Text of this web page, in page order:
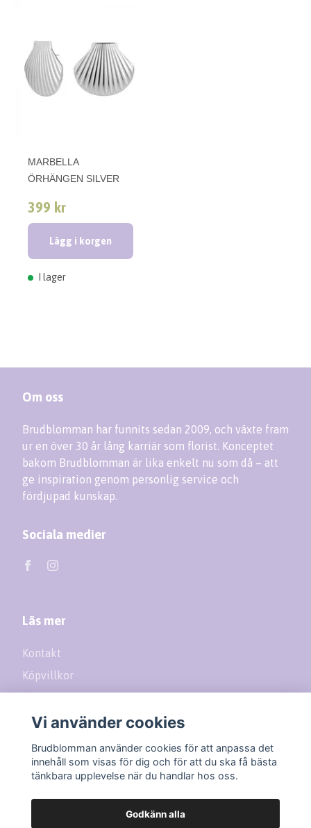
MARBELLA
ÖRHÄNGEN SILVER
399 kr
Lägg i korgen
I lager
Om oss
Brudblomman har funnits sedan 2009, och växte fram
ur en över 30 år lång karriär som florist. Konceptet
bakom Brudblomman är lika enkelt nu som då – att
ge inspiration genom personlig service och
fördjupad kunskap.
Sociala medier
Läs mer
Kontakt
Köpvillkor
Prenumerera på vårt nyhetsbrev
Vi använder cookies
Brudblomman använder cookies för att anpassa det
innehåll som visas för dig och för att du ska få bästa
tänkbara upplevelse när du handlar hos oss.
Godkänn alla